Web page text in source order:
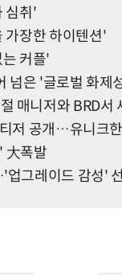
심취'
가장한 하이텐션'
커플'
넘은 '글로벌 화제
매니저와 BRD서
저 공개…유니크
大폭발
업그레이드 감성'